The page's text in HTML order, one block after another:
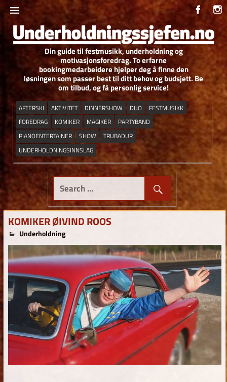
Skip
to
content
Din guide til festmusikk, underholdning og
motivasjonsforedrag. To erfarne
bookingmedarbeidere hjelper deg å finne den
løsningen som passer best til ditt behov og budsjett. Be
om tilbud, og få personlig service!
AFTERSKI AKTIVITET DINNERSHOW DUO
FESTMUSIKK
FOREDRAG
KOMIKER MAGIKER
PARTYBAND
PIANOENTERTAINER
SHOW
TRUBADUR
UNDERHOLDNINGSINNSLAG
KOMIKER ØIVIND ROOS
4. mai 2019
tom
Underholdning
Komiker
Øivind
Roos